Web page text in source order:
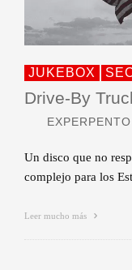
JUKEBOX
Drive-By
EXPERPENTO
Un disco que no
complejo para los
Leer mucho más